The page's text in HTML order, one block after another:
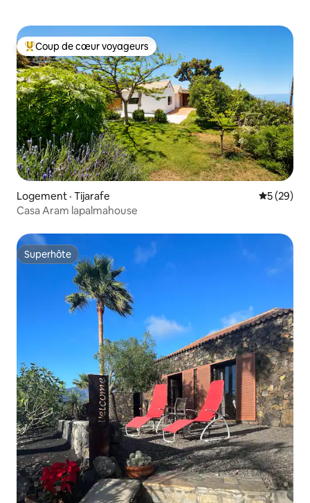
Coup de cœur voyageurs parmi les plus aimés
Coup de cœur voyageurs
Logement · Tijarafe Note
5 (29)
Casa Aram lapalmahouse
Superhôte
Superhôte